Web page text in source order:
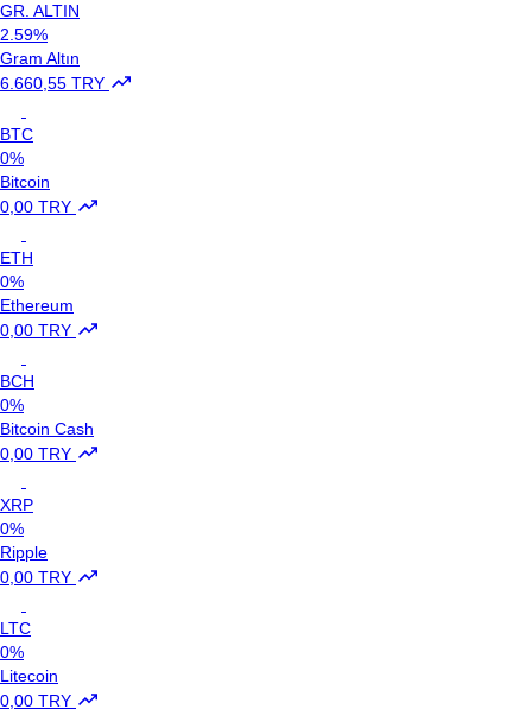
GR. ALTIN
2.59%
Gram Altın
6.660,55 TRY
BTC
0%
Bitcoin
0,00 TRY
ETH
0%
Ethereum
0,00 TRY
BCH
0%
Bitcoin Cash
0,00 TRY
XRP
0%
Ripple
0,00 TRY
LTC
0%
Litecoin
0,00 TRY